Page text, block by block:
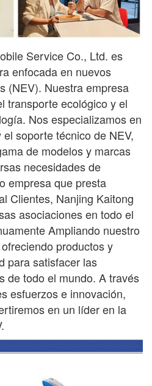
Service Co., Ltd. es
enfocada en nuevos
(NEV). Nuestra empresa
transporte ecológico y el
Nos especializamos en
soporte técnico de NEV,
de modelos y marcas
necesidades de
empresa que presta
Clientes, Nanjing Kaitong
asociaciones en todo el
Ampliando nuestro
productos y
para satisfacer las
de todo el mundo. A través
esfuerzos e innovación,
en un líder en la